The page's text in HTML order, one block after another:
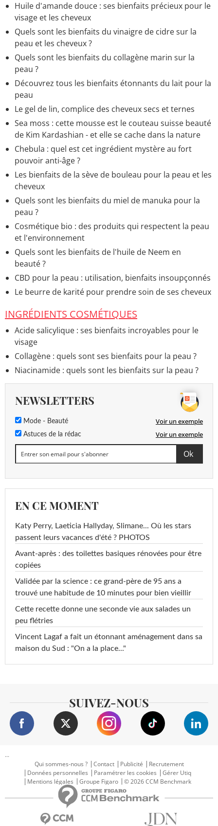
Huile d'amande douce : ses bienfaits précieux pour le
visage et les cheveux
Quels sont les bienfaits du vinaigre de cidre sur la
peau et les cheveux ?
Quels sont les bienfaits du collagène marin sur la
peau ?
Découvrez tous les bienfaits étonnants du lait pour la
peau
Le gel de lin, complice des cheveux secs et ternes
Sea moss : cette mousse est le couteau suisse beauté
de Kim Kardashian - et elle se cache dans la nature
Chebula : quel est cet ingrédient mystère au fort
pouvoir anti-âge ?
Les bienfaits de la sève de bouleau pour la peau et les
cheveux
Quels sont les bienfaits du miel de manuka pour la
peau ?
Cosmétique bio : des produits qui respectent la peau
et l'environnement
Quels sont les bienfaits de l'huile de Neem en
beauté ?
CBD pour la peau : utilisation, bienfaits insoupçonnés
Le beurre de karité pour prendre soin de ses cheveux
INGRÉDIENTS COSMÉTIQUES
Acide salicylique : ses bienfaits incroyables pour le
visage
Collagène : quels sont ses bienfaits pour la peau ?
Niacinamide : quels sont les bienfaits sur la peau ?
NEWSLETTERS
Mode - Beauté Voir un exemple
Astuces de la rédac Voir un exemple
EN CE MOMENT
Katy Perry, Laeticia Hallyday, Slimane... Où les stars
passent leurs vacances d'été ? PHOTOS
Avant-après : des toilettes basiques rénovées pour être
copiées
Validée par la science : ce grand-père de 95 ans a
trouvé une habitude de 10 minutes pour bien vieillir
Cette recette donne une seconde vie aux salades un
peu flétries
Vincent Lagaf a fait un étonnant aménagement dans sa
maison du Sud : "On a la place..."
SUIVEZ-NOUS
...
Qui sommes-nous ?
Contact Publicité
Recrutement
Données personnelles
Paramétrer les cookies
Gérer Utiq
Mentions légales
Groupe Figaro © 2026 CCM Benchmark